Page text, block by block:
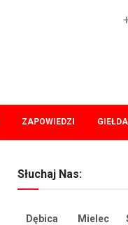
ZAPOWIEDZI
Słuchaj Nas:
Dębica Mielec